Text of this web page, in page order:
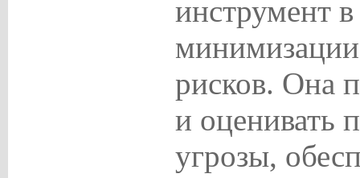
инструмент
рисков. Она
и оценивать
угрозы,